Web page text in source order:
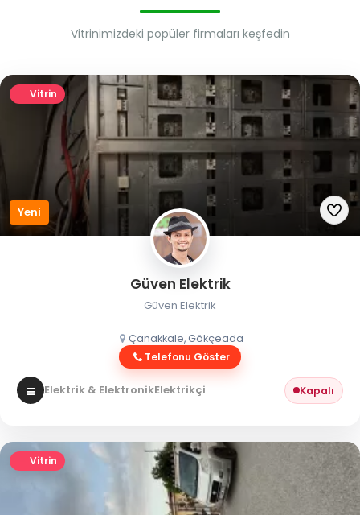
Vitrinimizdeki popüler firmaları keşfedin
Vitrin
Yeni
Güven Elektrik
Güven Elektrik
Çanakkale, Gökçeada
Telefonu Göster
Elektrik & ElektronikElektrikçi Kapalı
Vitrin